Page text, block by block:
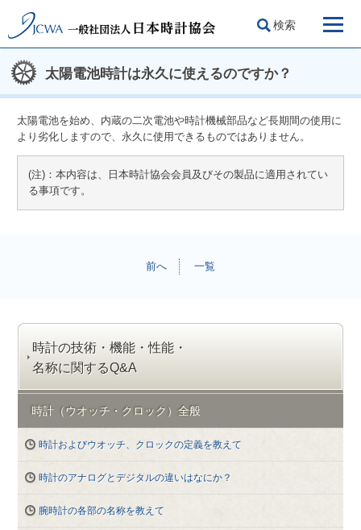
検索
太陽電池時計は永久に使えるのですか？
太陽電池を始め、内蔵の二次電池や時計機械部品など長期間の使用に
より劣化しますので、永久に使用できるものではありません。
(注)：本内容は、日本時計協会会員及びその製品に適用されてい
る事項です。
前へ 一覧
時計の技術・機能・性能・
名称に関するQ&A
時計（ウオッチ・クロック）全般
時計およびウオッチ、クロックの定義を教えて
時計のアナログとデジタルの違いはなにか？
腕時計の各部の名称を教えて